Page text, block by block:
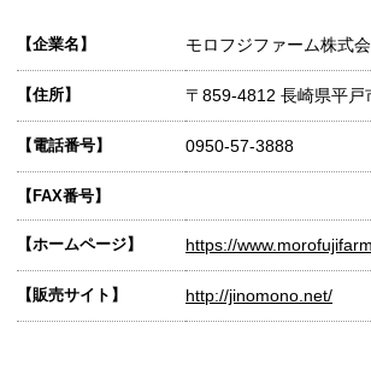
【企業名】 モロフジファーム株式
【住所】 〒859-4812 長崎県平戸
【電話番号】 0950-57-3888
【FAX番号】
【ホームページ】 https://
【販売サイト】 http://jinomono.net/